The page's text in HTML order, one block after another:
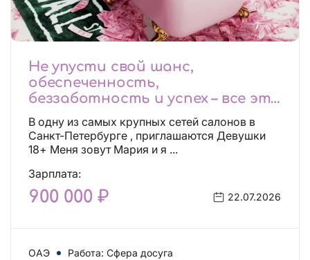
Не упусти свой шанс,
обеспеченность,
беззаботность и успех – все это
будет уже завтра, поспеши!
Лучшие условия!
В одну из самых крупных сетей салонов в
Санкт-Петербурге , приглашаются Девушки
18+ Меня зовут Мария и я ...
Зарплата:
900 000 ₽ 22.07.2026
ОАЭ Работа: Сфера досуга